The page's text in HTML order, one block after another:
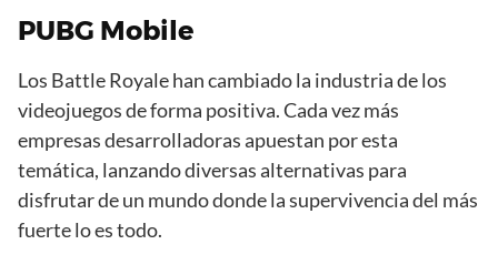
PUBG Mobile
Los Battle Royale han cambiado la industria de los
videojuegos de forma positiva. Cada vez más
empresas desarrolladoras apuestan por esta
temática, lanzando diversas alternativas para
disfrutar de un mundo donde la supervivencia del más
fuerte lo es todo.